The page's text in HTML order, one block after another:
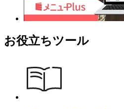
お役立ちツール